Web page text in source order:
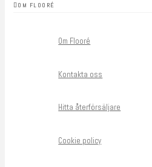
OM FLOORÉ
Om Flooré
Kontakta oss
Hitta återförsäljare
Cookie policy